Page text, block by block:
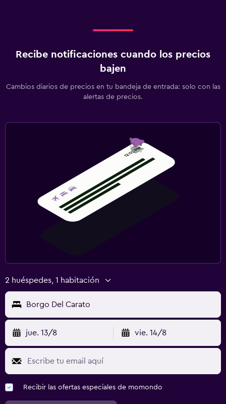
Recibe notificaciones cuando los precios
bajen
Cambios diarios de precios en tu bandeja de entrada: solo con las
alertas de precios.
2 huéspedes, 1 habitación
Borgo Del Carato
jue. 13/8 vie. 14/8
Recibir las ofertas especiales de momondo